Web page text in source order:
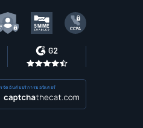
จัดอันดับบริการมอนิเตอร์